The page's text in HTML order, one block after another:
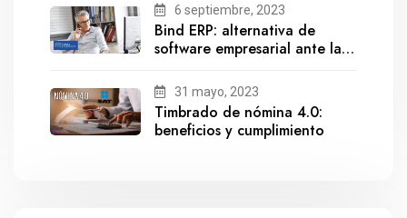
6 septiembre, 2023
Bind ERP: alternativa de
software empresarial ante la
31 mayo, 2023
Timbrado de nómina 4.0:
beneficios y cumplimiento